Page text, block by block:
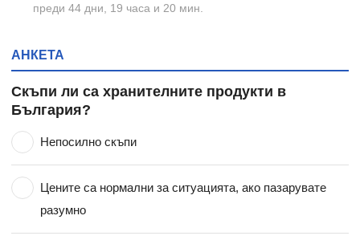
преди 44 дни, 19 часа и 20 мин.
АНКЕТА
Скъпи ли са хранителните продукти в
България?
Непосилно скъпи
Цените са нормални за ситуацията, ако пазарувате
разумно